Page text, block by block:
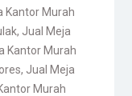
Kantor Murah
, Jual Meja
Kantor Murah
, Jual Meja
Murah